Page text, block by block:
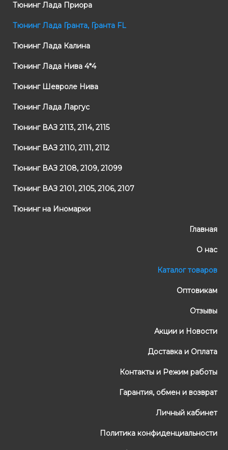
Тюнинг Лада Приора
Тюнинг Лада Гранта, Гранта FL
Тюнинг Лада Калина
Тюнинг Лада Нива 4*4
Тюнинг Шевроле Нива
Тюнинг Лада Ларгус
Тюнинг ВАЗ 2113, 2114, 2115
Тюнинг ВАЗ 2110, 2111, 2112
Тюнинг ВАЗ 2108, 2109, 21099
Тюнинг ВАЗ 2101, 2105, 2106, 2107
Тюнинг на Иномарки
Главная
О нас
Каталог товаров
Оптовикам
Отзывы
Акции и Новости
Доставка и Оплата
Контакты и Режим работы
Гарантия, обмен и возврат
Личный кабинет
Политика конфиденциальности